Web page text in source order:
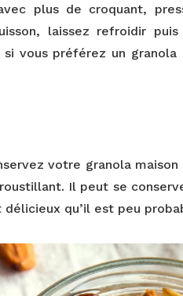
plus de croquant,
laissez refroidir
vous préférez un
votre granola
Il peut se
qu’il est peu